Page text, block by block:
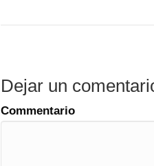
Dejar un
Commentario